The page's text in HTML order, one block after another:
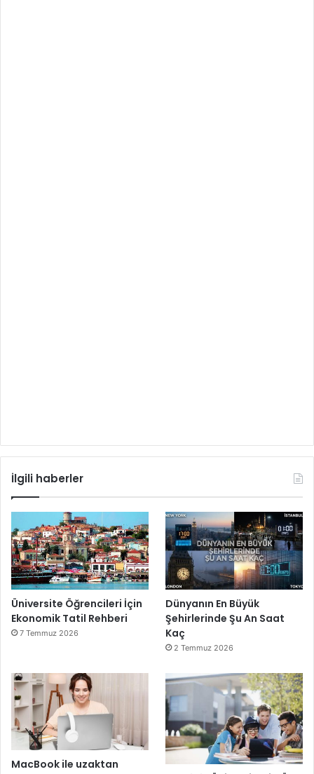
İlgili haberler
Üniversite Öğrencileri İçin
Ekonomik Tatil Rehberi
7 Temmuz 2026
Dünyanın En Büyük
Şehirlerinde Şu An Saat
Kaç
2 Temmuz 2026
MacBook ile uzaktan